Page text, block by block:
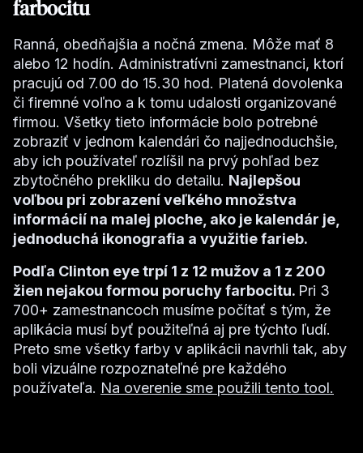
farbocitu
Ranná, obedňajšia a nočná zmena. Môže mať 8
alebo 12 hodín. Administratívni zamestnanci, ktorí
pracujú od 7.00 do 15.30 hod. Platená dovolenka
či firemné voľno a k tomu udalosti organizované
firmou. Všetky tieto informácie bolo potrebné
zobraziť v jednom kalendári čo najjednoduchšie,
aby ich používateľ rozlíšil na prvý pohľad bez
zbytočného prekliku do detailu. Najlepšou
voľbou pri zobrazení veľkého množstva
informácií na malej ploche, ako je kalendár je,
jednoduchá ikonografia a využitie farieb.
Podľa Clinton eye trpí 1 z 12 mužov a 1 z 200
žien nejakou formou poruchy farbocitu. Pri 3
700+ zamestnancoch musíme počítať s tým, že
aplikácia musí byť použiteľná aj pre týchto ľudí.
Preto sme všetky farby v aplikácii navrhli tak, aby
boli vizuálne rozpoznateľné pre každého
používateľa. Na overenie sme použili tento tool.